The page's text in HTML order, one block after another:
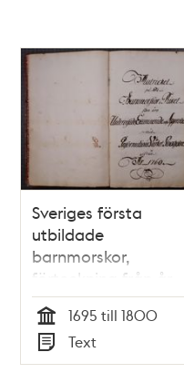
Sveriges första
utbildade
barnmorskor,
förteckning från år
1760
Tid
1695 till 1800
Typ
Text